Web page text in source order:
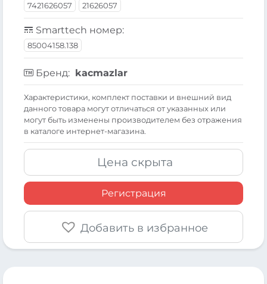
7421626057 21626057
Smarttech номер:
85004158.138
Бренд: kacmazlar
Xарактеристики, комплект поставки и внешний вид
данного товара могут отличаться от указанных или
могут быть изменены производителем без отражения
в каталоге интернет-магазина.
Цена скрыта
Регистрация
Добавить в избранное